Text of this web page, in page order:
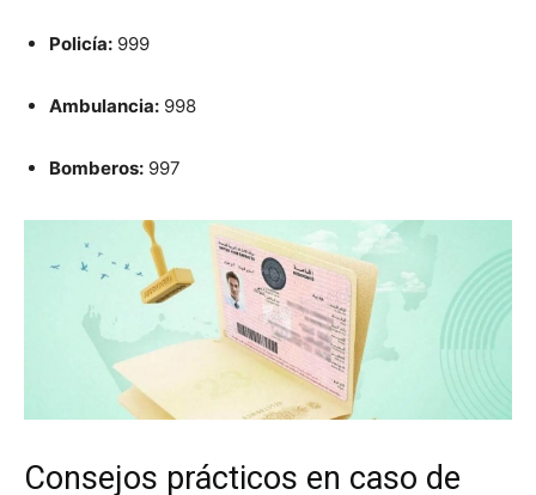
Policía: 999
Ambulancia: 998
Bomberos: 997
Consejos prácticos en caso de